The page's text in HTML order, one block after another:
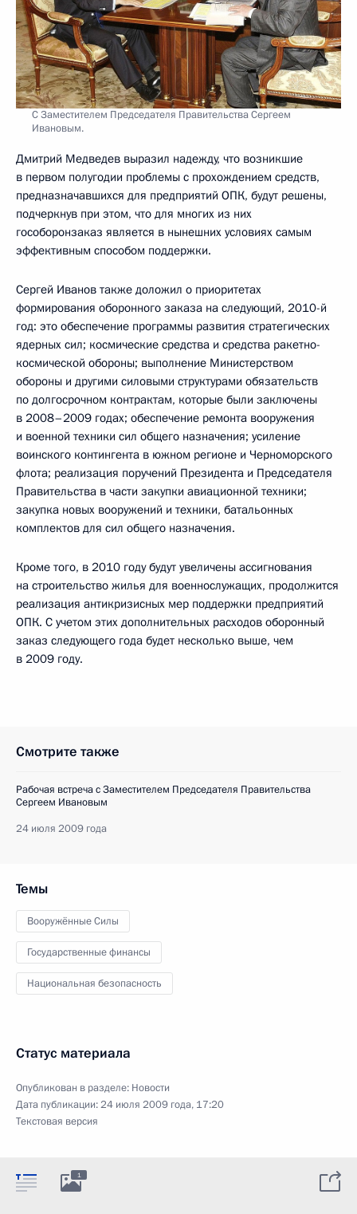
С Заместителем Председателя Правительства Сергеем
Ивановым.
Дмитрий Медведев выразил надежду, что возникшие
в первом полугодии проблемы с прохождением средств,
предназначавшихся для предприятий ОПК, будут решены,
подчеркнув при этом, что для многих из них
гособоронзаказ является в нынешних условиях самым
эффективным способом поддержки.
Сергей Иванов также доложил о приоритетах
формирования оборонного заказа на следующий, 2010-й
год: это обеспечение программы развития стратегических
ядерных сил; космические средства и средства ракетно-
космической обороны; выполнение Министерством
обороны и другими силовыми структурами обязательств
по долгосрочном контрактам, которые были заключены
в 2008–2009 годах; обеспечение ремонта вооружения
и военной техники сил общего назначения; усиление
воинского контингента в южном регионе и Черноморского
флота; реализация поручений Президента и Председателя
Правительства в части закупки авиационной техники;
закупка новых вооружений и техники, батальонных
комплектов для сил общего назначения.
Кроме того, в 2010 году будут увеличены ассигнования
на строительство жилья для военнослужащих, продолжится
реализация антикризисных мер поддержки предприятий
ОПК. С учетом этих дополнительных расходов оборонный
заказ следующего года будет несколько выше, чем
в 2009 году.
Смотрите также
Рабочая встреча с Заместителем Председателя Правительства
Сергеем Ивановым
24 июля 2009 года
Темы
Вооружённые Силы
Государственные финансы
Национальная безопасность
Статус материала
Опубликован в разделе: Новости
Дата публикации:24 июля 2009 года, 17:20
Текстовая версия
1